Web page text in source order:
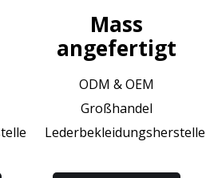
Mass
angefertigt
ODM & OEM
Großhandel